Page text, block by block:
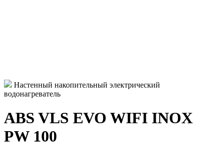
Настенный накопительный электрический
водонагреватель
ABS VLS EVO WIFI INOX
PW 100